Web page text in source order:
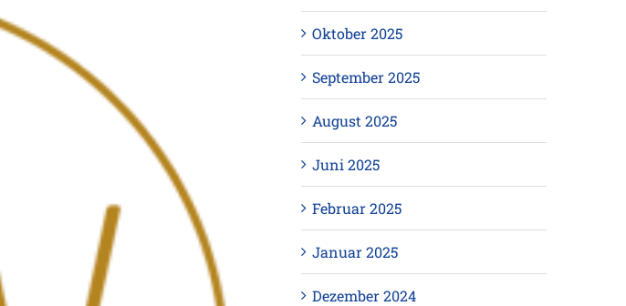
Oktober 2025
September 2025
August 2025
Juni 2025
Februar 2025
Januar 2025
Dezember 2024